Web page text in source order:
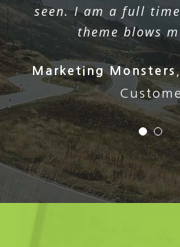
seen. I am a full
theme blows
Marketing Monsters
& continually works
Stephen Cronin,
Leader